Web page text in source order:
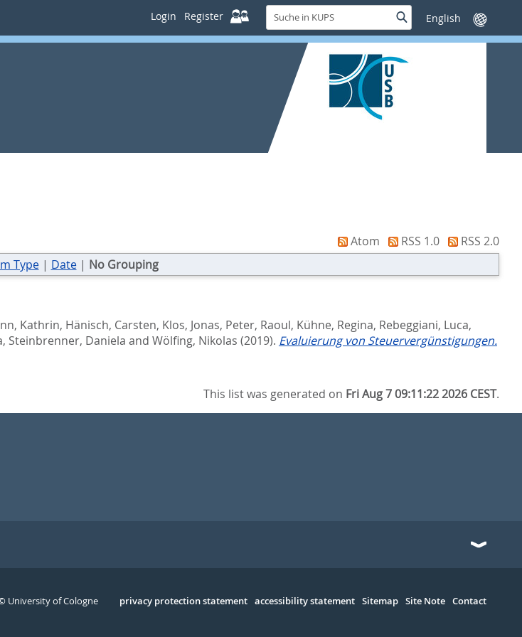
Login Register
Suche
in
KUPS
SucheSprache
wechseln
Atom RSS 1.0
RSS 2.0
Type| Date| No Grouping
Kathrin, Hänisch, Carsten, Klos, Jonas, Peter, Raoul, Kühne, Regina, Rebeggiani, Luca,
, Steinbrenner, Daniela and Wölfing, Nikolas (2019). Evaluierung von Steuervergünstigungen.
This list was generated on Fri Aug 7 09:11:22 2026 CEST.
Serivce
privacy protection statement accessibility statement Sitemap Site Note Contact
University of Cologne